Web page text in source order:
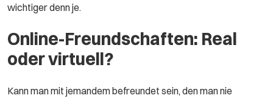
wichtiger denn je.
Online-Freundschaften: Real
oder virtuell?
Kann man mit jemandem befreundet sein, den man nie